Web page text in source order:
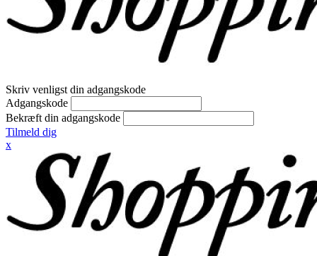
Skriv venligst din adgangskode
Adgangskode
Bekræft din adgangskode
Tilmeld dig
x